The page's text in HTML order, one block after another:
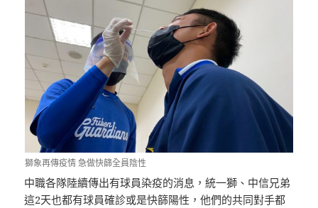
獅象再傳疫情 急做快篩全員陰性
中職各隊陸續傳出有球員染疫的消息，統一獅、中信兄弟
這2天也都有球員確診或是快篩陽性，他們的共同對手都